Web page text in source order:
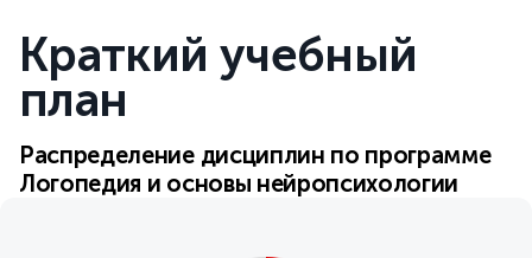
Краткий учебный
план
Распределение дисциплин по программе
Логопедия и основы нейропсихологии